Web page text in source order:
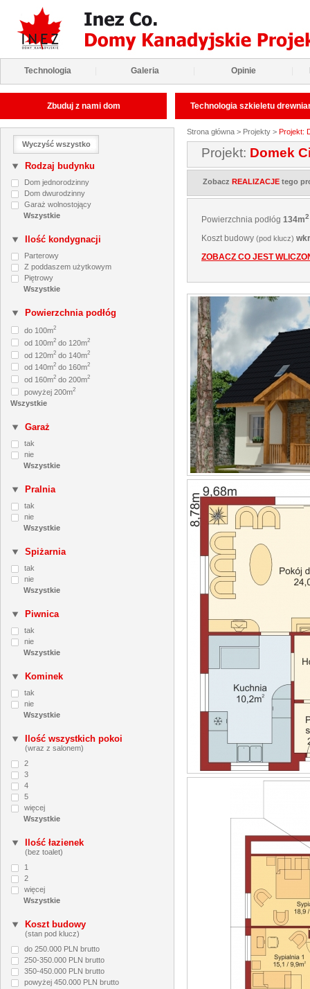
Technologia Galeria Opinie
Zbuduj z nami dom Technologia szkieletu
Wyczyść wszystko
Rodzaj budynku
Dom jednorodzinny
Dom dwurodzinny
Garaż wolnostojący
Ilość kondygnacji
Parterowy
Z poddaszem użytkowym
Piętrowy
Powierzchnia podłóg
do 100m2
od 100m2 do 120m2
od 120m2 do 140m2
od 140m2 do 160m2
od 160m2 do 200m2
powyżej 200m2
Garaż
tak
nie
Pralnia
tak
nie
Spiżarnia
tak
nie
Piwnica
tak
nie
Kominek
tak
nie
Ilość wszystkich pokoi
(wraz z salonem)
2
3
4
5
więcej
Ilość łazienek
(bez toalet)
1
2
więcej
Koszt budowy
(stan pod klucz)
do 250.000 PLN brutto
250-350.000 PLN brutto
350-450.000 PLN brutto
powyżej 450.000 PLN brutto
Strona główna > Projekty > Projekt:
Projekt: Domek
Zobacz REALIZACJE tego
Powierzchnia podłóg 134m2
Koszt budowy (pod klucz)
ZOBACZ CO JEST